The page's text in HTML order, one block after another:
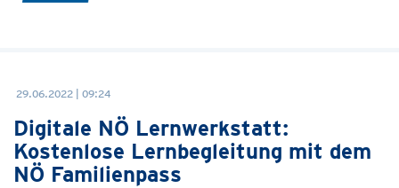
29.06.2022 | 09:24
Digitale NÖ Lernwerkstatt:
Kostenlose Lernbegleitung mit dem
NÖ Familienpass